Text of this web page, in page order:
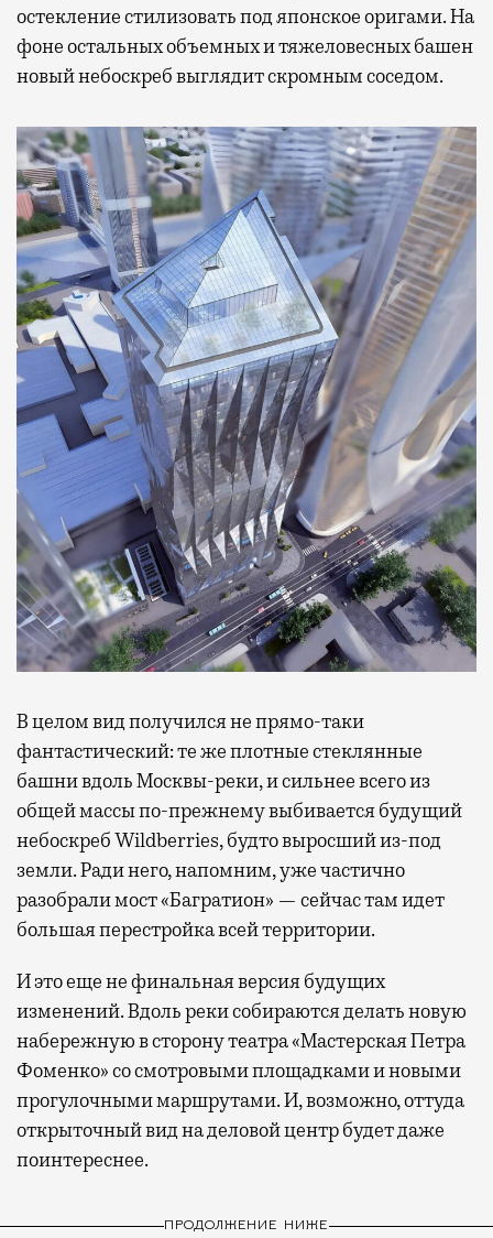
остекление стилизовать под японское оригами. На
фоне остальных объемных и тяжеловесных башен
новый небоскреб выглядит скромным соседом.
В целом вид получился не прямо-таки
фантастический: те же плотные стеклянные
башни вдоль Москвы-реки, и сильнее всего из
общей массы по-прежнему выбивается будущий
небоскреб Wildberries, будто выросший из-под
земли. Ради него, напомним, уже частично
разобрали мост «Багратион» — сейчас там идет
большая перестройка всей территории.
И это еще не финальная версия будущих
изменений. Вдоль реки собираются делать новую
набережную в сторону театра «Мастерская Петра
Фоменко» со смотровыми площадками и новыми
прогулочными маршрутами. И, возможно, оттуда
открыточный вид на деловой центр будет даже
поинтереснее.
ПРОДОЛЖЕНИЕ НИЖЕ